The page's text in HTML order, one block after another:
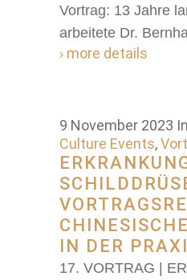
Vortrag: 13 Jahre
arbeitete Dr.
› more details
9 November 2023 In
Culture Events,
IN DER
17. VORTRAG |